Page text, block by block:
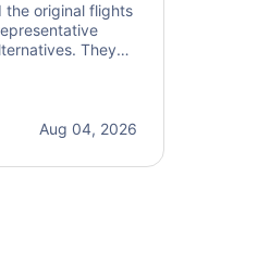
the original flights
They
for the
Aug 04, 2026